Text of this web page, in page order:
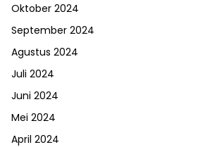
Oktober 2024
September 2024
Agustus 2024
Juli 2024
Juni 2024
Mei 2024
April 2024